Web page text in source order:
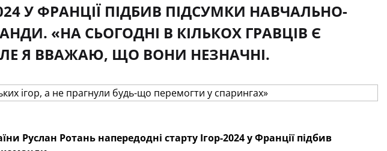
У ФРАНЦІЇ ПІДБИВ ПІДСУМКИ НАВЧАЛЬНО-
«НА СЬОГОДНІ В КІЛЬКОХ ГРАВЦІВ Є
Я ВВАЖАЮ, ЩО ВОНИ НЕЗНАЧНІ.
Руслан Ротань напередодні старту Ігор-2024 у Франції підбив